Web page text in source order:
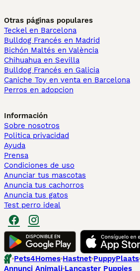
Otras páginas populares
Teckel en Barcelona
Bulldog Francés en Madrid
Bichón Maltés en València
Chihuahua en Sevilla
Bulldog Francés en Galicia
Caniche Toy en venta en Barcelona
Perros en adopcion
Información
Sobre nosotros
Politica privacidad
Ayuda
Prensa
Condiciones de uso
Anunciar tus mascotas
Anuncia tus cachorros
Anuncia tus gatos
Test perro ideal
Pets4Homes Hastnet PuppyPlaats
Annunci Animali Lancaster Puppies